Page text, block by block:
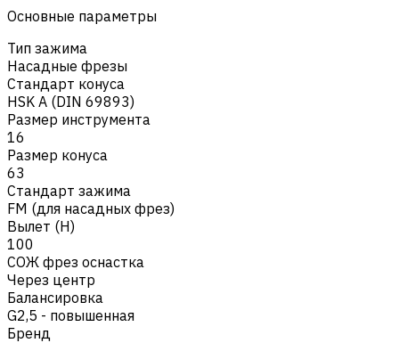
Основные параметры
Тип зажима
Насадные фрезы
Стандарт конуса
HSK A (DIN 69893)
Размер инструмента
16
Размер конуса
63
Стандарт зажима
FM (для насадных фрез)
Вылет (H)
100
СОЖ фрез оснастка
Через центр
Балансировка
G2,5 - повышенная
Бренд